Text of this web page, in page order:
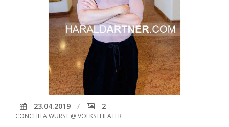
23.04.2019 2
CONCHITA WURST @ VOLKSTHEATER